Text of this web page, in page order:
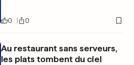
0 0
Au restaurant sans serveurs,
les plats tombent du ciel